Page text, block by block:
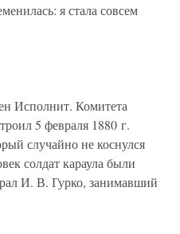
я стала совсем
Исполнит. Комитета
5 февраля 1880 г.
случайно не коснулся
солдат караула были
И. В. Гурко, занимавший